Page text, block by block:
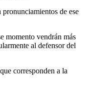
de ese
momento vendrán más
al defensor del
corresponden a la